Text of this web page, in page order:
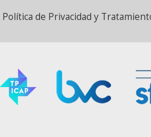
Política de Privacidad y